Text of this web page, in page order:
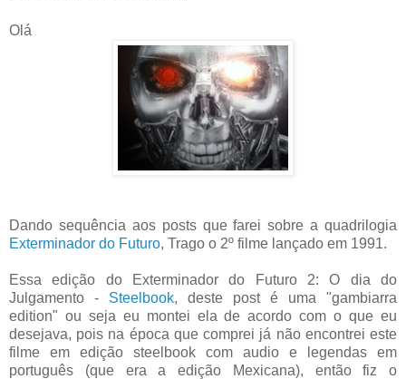
Olá
Dando sequência aos posts que farei sobre a quadrilogia
Exterminador do Futuro, Trago o 2º filme lançado em 1991.
Essa edição do Exterminador do Futuro 2: O dia do
Julgamento - Steelbook, deste post é uma "gambiarra
edition" ou seja eu montei ela de acordo com o que eu
desejava, pois na época que comprei já não encontrei este
filme em edição steelbook com audio e legendas em
português (que era a edição Mexicana), então fiz o